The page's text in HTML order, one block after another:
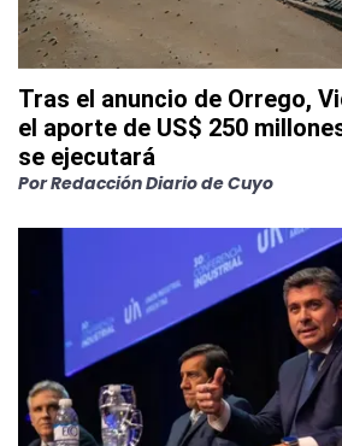
Tras el anuncio de Orrego,
el aporte de US$ 250
se ejecutará
PorRedacción Diario de Cuyo